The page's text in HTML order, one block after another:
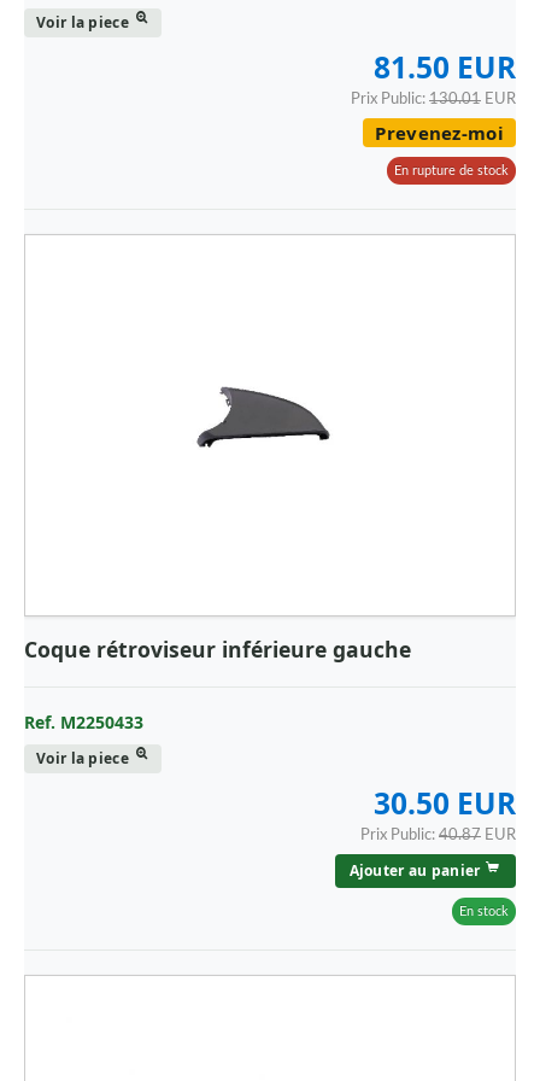
Voir la piece
81.50 EUR
Prix Public: 130.01 EUR
Prevenez-moi
En rupture de stock
Coque rétroviseur inférieure gauche
Ref. M2250433
Voir la piece
30.50 EUR
Prix Public: 40.87 EUR
Ajouter au panier
En stock